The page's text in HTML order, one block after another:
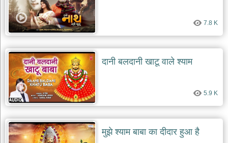
7.8 K
दानी बलदानी खाटू वाले श्याम
5.9 K
मुझे श्याम बाबा का दीदार हुआ है